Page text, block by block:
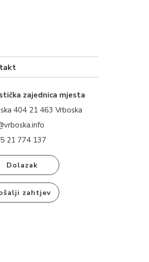
zajednica mjesta
404 21 463 Vrboska
21 774 137
Dolazak
zahtjev